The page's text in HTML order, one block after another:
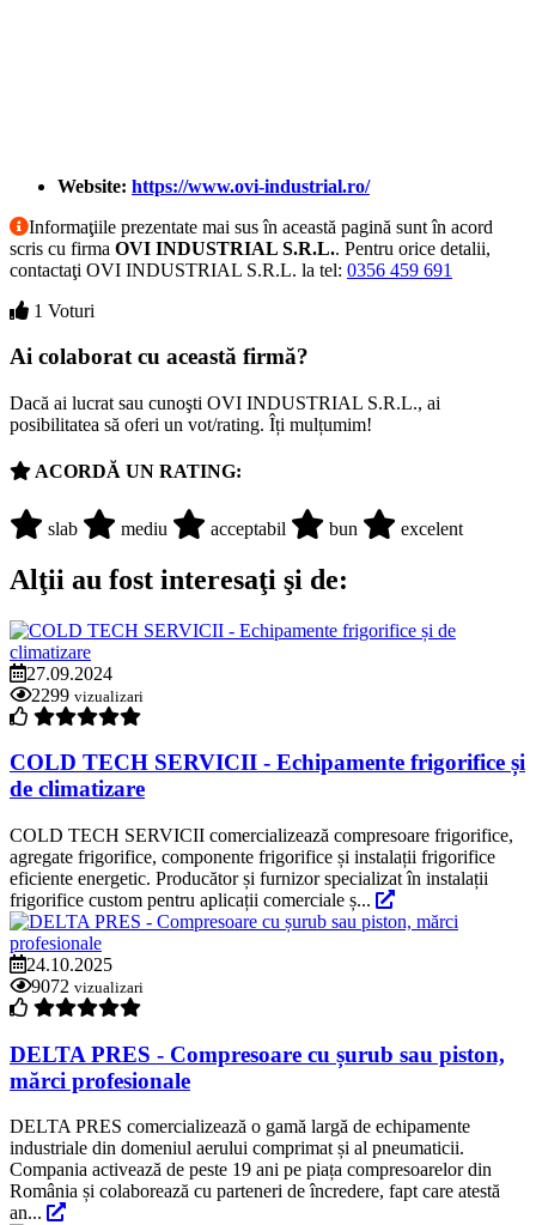
Website: https://www.ovi-industrial.ro/
Informaţiile prezentate mai sus în această pagină sunt în acord
scris cu firma OVI INDUSTRIAL S.R.L.. Pentru orice detalii,
contactaţi OVI INDUSTRIAL S.R.L. la tel: 0356 459 691
1 Voturi
Ai colaborat cu această firmă?
Dacă ai lucrat sau cunoşti OVI INDUSTRIAL S.R.L., ai
posibilitatea să oferi un vot/rating. Îți mulțumim!
ACORDĂ UN RATING:
slab mediu acceptabil bun excelent
Alţii au fost interesaţi şi de:
27.09.2024
2299 vizualizari
COLD TECH SERVICII - Echipamente frigorifice și
de climatizare
COLD TECH SERVICII comercializează compresoare frigorifice,
agregate frigorifice, componente frigorifice și instalații frigorifice
eficiente energetic. Producător și furnizor specializat în instalații
frigorifice custom pentru aplicații comerciale ș...
24.10.2025
9072 vizualizari
DELTA PRES - Compresoare cu șurub sau piston,
mărci profesionale
DELTA PRES comercializează o gamă largă de echipamente
industriale din domeniul aerului comprimat și al pneumaticii.
Compania activează de peste 19 ani pe piața compresoarelor din
România și colaborează cu parteneri de încredere, fapt care atestă
an...